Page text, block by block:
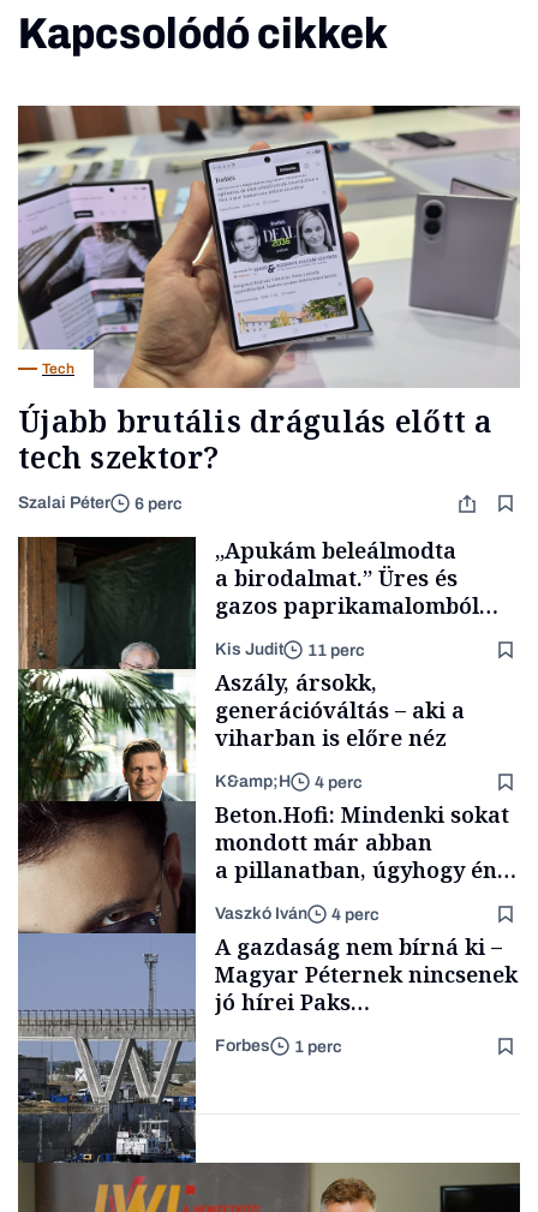
Kapcsolódó cikkek
Tech
Újabb brutális drágulás előtt a
tech szektor?
Szalai Péter 6 perc
Családi
vállalkozások
„Apukám beleálmodta
a birodalmat.” Üres és
gazos paprikamalomból
lett az igazi családi
fűszersztori
Kis Judit 11 perc
TÁMOGATÓI
Aszály, ársokk,
generációváltás – aki a
viharban is előre néz
K&amp;H 4 perc
Forbes-sztori
Beton.Hofi: Mindenki sokat
mondott már abban
a pillanatban, úgyhogy én
a legsarkosabb
gondolataimat akartam
kimondani
Vaszkó Iván 4 perc
A gazdaság nem bírná ki –
Magyar Péternek nincsenek
jó hírei Paks
újraindításáról
Forbes 1 perc